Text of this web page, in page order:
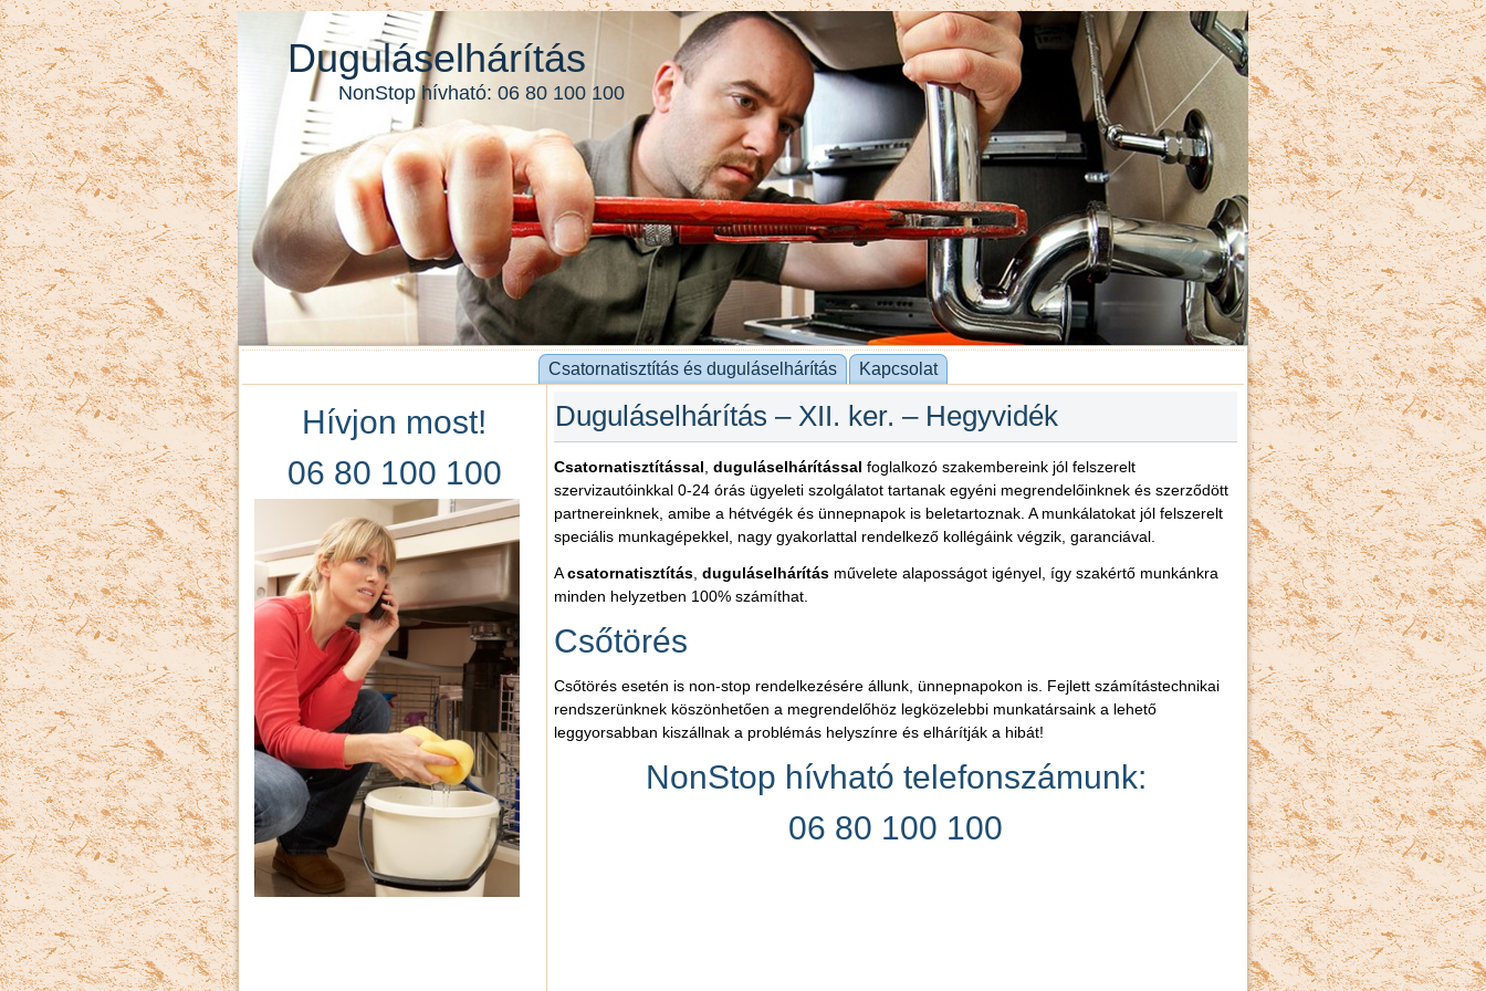
Duguláselhárítás
NonStop hívható: 06 80 100 100
Csatornatisztítás és duguláselhárítás Kapcsolat
Hívjon most!
06 80 100 100
Duguláselhárítás – XII. ker. – Hegyvidék
Csatornatisztítással duguláselhárítással foglalkozó szakembereink jól felszerelt
szervizautóinkkal 0-24 órás ügyeleti szolgálatot tartanak egyéni megrendelőinknek és szerződött
partnereinknek, amibe a hétvégék és ünnepnapok is beletartoznak. A munkálatokat jól felszerelt
speciális munkagépekkel, nagy gyakorlattal rendelkező kollégáink végzik, garanciával.
Acsatornatisztítás duguláselhárítás művelete alaposságot igényel, így szakértő munkánkra
minden helyzetben 100% számíthat.
Csőtörés
Csőtörés esetén is non-stop rendelkezésére állunk, ünnepnapokon is. Fejlett számítástechnikai
rendszerünknek köszönhetően a megrendelőhöz legközelebbi munkatársaink a lehető
leggyorsabban kiszállnak a problémás helyszínre és elhárítják a hibát!
NonStop hívható telefonszámunk:
06 80 100 100